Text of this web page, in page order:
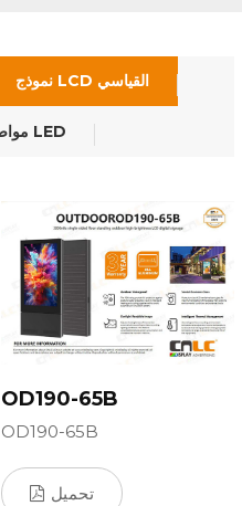
نموذج LCD القياسي
مواصفات شاشة LED
OD190-65B
OD190-65B
تحميل